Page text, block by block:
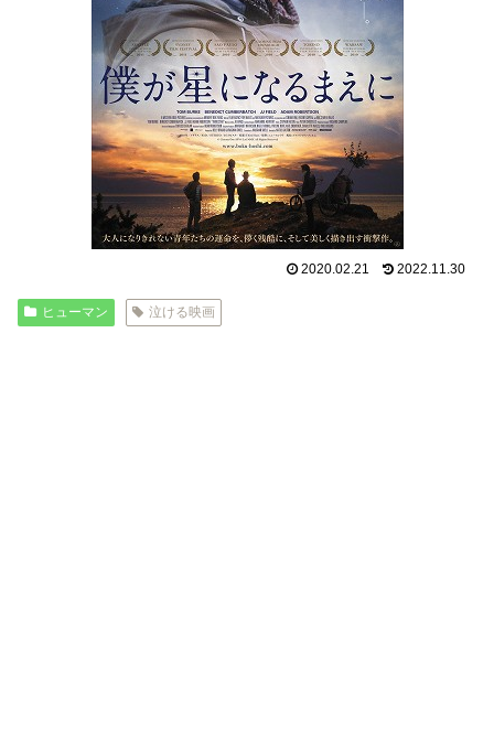
2020.02.21 2022.11.30
ヒューマン 泣ける映画